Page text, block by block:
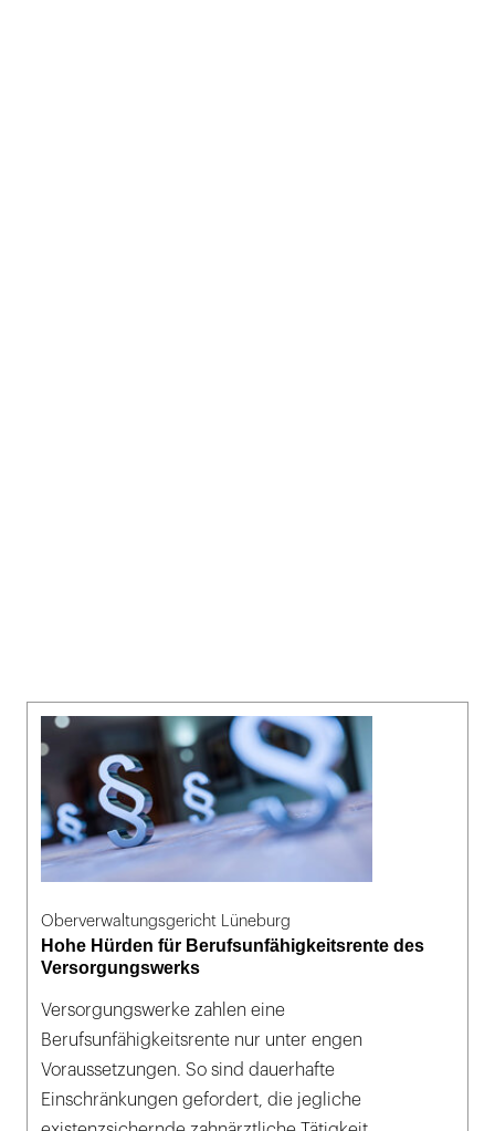
Oberverwaltungsgericht Lüneburg
Hohe Hürden für Berufsunfähigkeitsrente des
Versorgungswerks
Versorgungswerke zahlen eine
Berufsunfähigkeitsrente nur unter engen
Voraussetzungen. So sind dauerhafte
Einschränkungen gefordert, die jegliche